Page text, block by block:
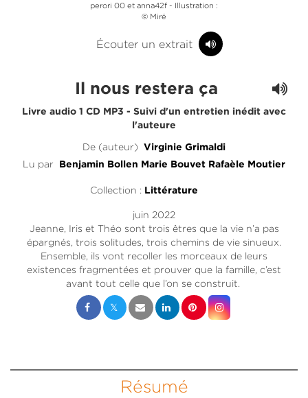
perori 00 et anna42f - Illustration :
© Miré
Écouter un extrait
Il nous restera ça
Livre audio 1 CD MP3 - Suivi d'un entretien inédit avec
l'auteure
De (auteur) Virginie Grimaldi
Lu par Benjamin Bollen Marie Bouvet Rafaèle Moutier
Collection : Littérature
juin 2022
Jeanne, Iris et Théo sont trois êtres que la vie n’a pas
épargnés, trois solitudes, trois chemins de vie sinueux.
Ensemble, ils vont recoller les morceaux de leurs
existences fragmentées et prouver que la famille, c’est
avant tout celle que l’on se construit.
Résumé